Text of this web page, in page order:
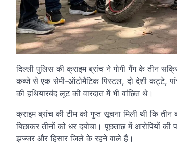
दिल्ली पुलिस की क्राइम ब्रांच ने गोगी गैंग के तीन
कब्जे से एक सेमी-ऑटोमैटिक पिस्टल, दो देशी कट्टे,
की हथियारबंद लूट की वारदात में भी वांछित थे।
क्राइम ब्रांच की टीम को गुप्त सूचना मिली थी कि
बिछाकर तीनों को धर दबोचा। पूछताछ में आरोपियों
झज्जर और हिसार जिले के रहने वाले हैं।